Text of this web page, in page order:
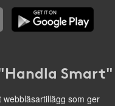
Smart"
webbläsartillägg som ger